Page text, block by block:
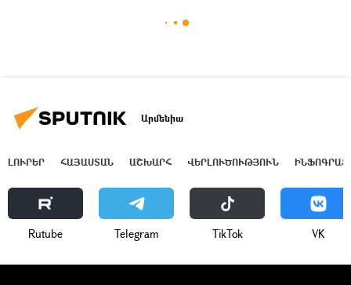
Արմենիա
ԼՈՒՐԵՐ ՀԱՅԱՍՏԱՆ ԱՇԽԱՐՀ ՎԵՐԼՈՒԾՈՒԹՅՈՒՆ
Rutube Telegram ТikТоk VK